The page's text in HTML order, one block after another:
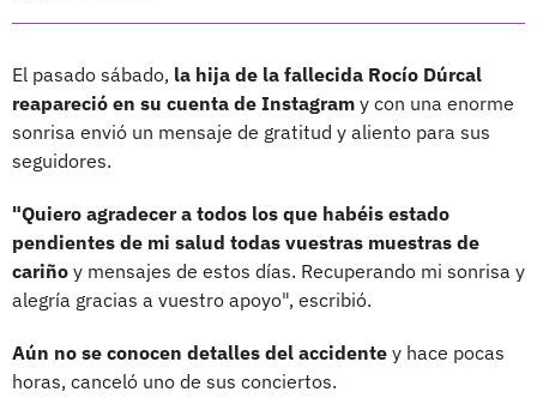
El pasado sábado, la hija de la fallecida Rocío Dúrcal
reapareció en su cuenta de Instagram y con una enorme
sonrisa envió un mensaje de gratitud y aliento para sus
seguidores.
"Quiero agradecer a todos los que habéis estado
pendientes de mi salud todas vuestras muestras de
cariño y mensajes de estos días. Recuperando mi sonrisa y
alegría gracias a vuestro apoyo", escribió.
Aún no se conocen detalles del accidente y hace pocas
horas, canceló uno de sus conciertos.